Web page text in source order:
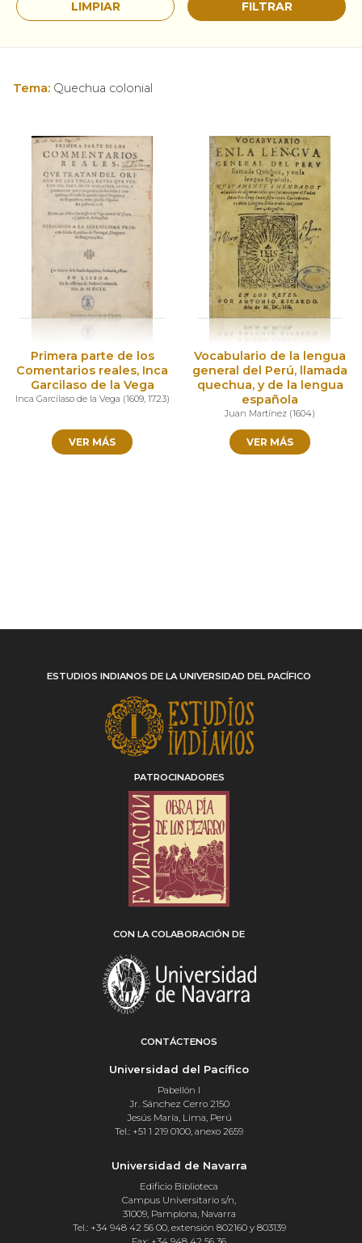
Tema: Quechua colonial
Primera parte de los
Comentarios reales, Inca
Garcilaso de la Vega
Inca Garcilaso de la Vega (1609, 1723)
VER MÁS
Vocabulario de la lengua
general del Perú, llamada
quechua, y de la lengua
española
Juan Martínez (1604)
VER MÁS
ESTUDIOS INDIANOS DE LA UNIVERSIDAD DEL PACÍFICO
PATROCINADORES
CON LA COLABORACIÓN DE
CONTÁCTENOS
Universidad del Pacífico
Pabellón I
Jr. Sánchez Cerro 2150
Jesús María, Lima, Perú
Tel.: +51 1 219 0100, anexo 2659
Universidad de Navarra
Edificio Biblioteca
Campus Universitario s/n,
31009, Pamplona, Navarra
Tel.: +34 948 42 56 00, extensión 802160 y 803139